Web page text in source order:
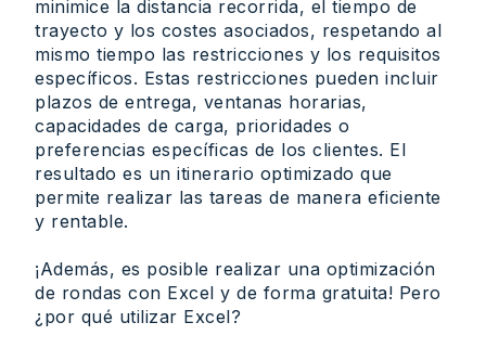
minimice la distancia recorrida, el tiempo de
trayecto y los costes asociados, respetando al
mismo tiempo las restricciones y los requisitos
específicos. Estas restricciones pueden incluir
plazos de entrega, ventanas horarias,
capacidades de carga, prioridades o
preferencias específicas de los clientes. El
resultado es un itinerario optimizado que
permite realizar las tareas de manera eficiente
y rentable.
¡Además, es posible realizar una optimización
de rondas con Excel y de forma gratuita! Pero
¿por qué utilizar Excel?